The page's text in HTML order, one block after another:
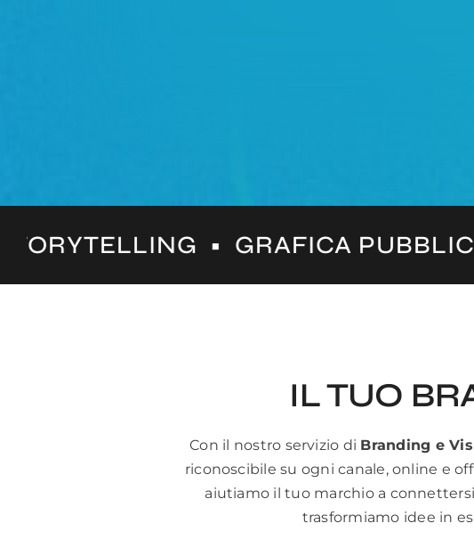
• GRAFICA PUBBLICITARIA •
IL TUO
Con il nostro servizio di Branding e
riconoscibile su ogni canale, online e
aiutiamo il tuo marchio a
trasformiamo idee in